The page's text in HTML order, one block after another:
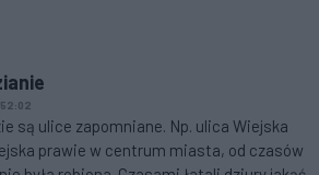
są ulice zapomniane. Np. ulica Wiejska
prawie w centrum miasta, od czasów